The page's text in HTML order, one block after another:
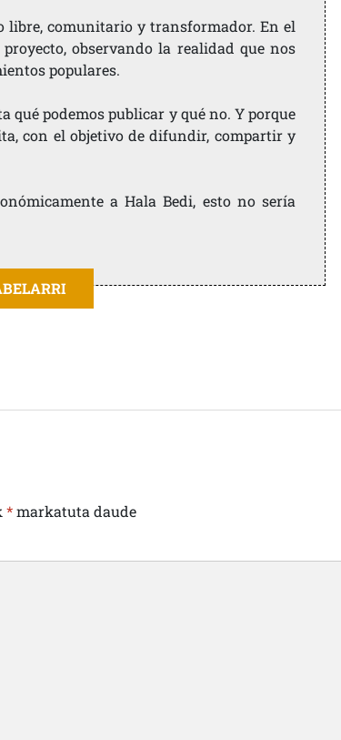
libre, comunitario y transformador. En el
observando la realidad que nos
populares.
podemos publicar y qué no. Y porque
con el objetivo de difundir, compartir y
a Hala Bedi, esto no sería
*markatuta daude